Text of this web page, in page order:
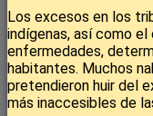
Los excesos en los
indígenas, así como
enfermedades,
habitantes. Muchos
pretendieron huir del
más inaccesibles de